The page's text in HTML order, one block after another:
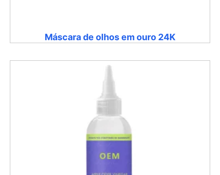
Máscara de olhos em ouro 24K